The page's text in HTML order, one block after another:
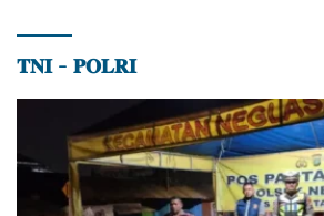
𝐓𝐍𝐈 – 𝐏𝐎𝐋𝐑𝐈